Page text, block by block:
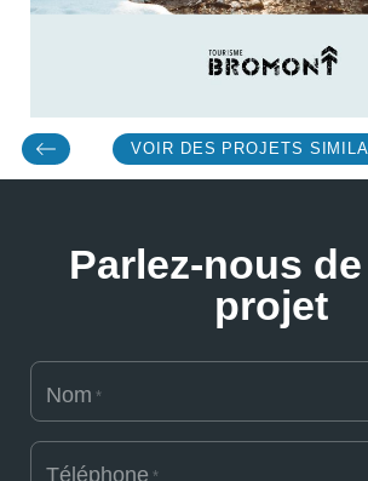
VOIR DES PROJETS
Parlez-nous
projet
Nom *
Téléphone *